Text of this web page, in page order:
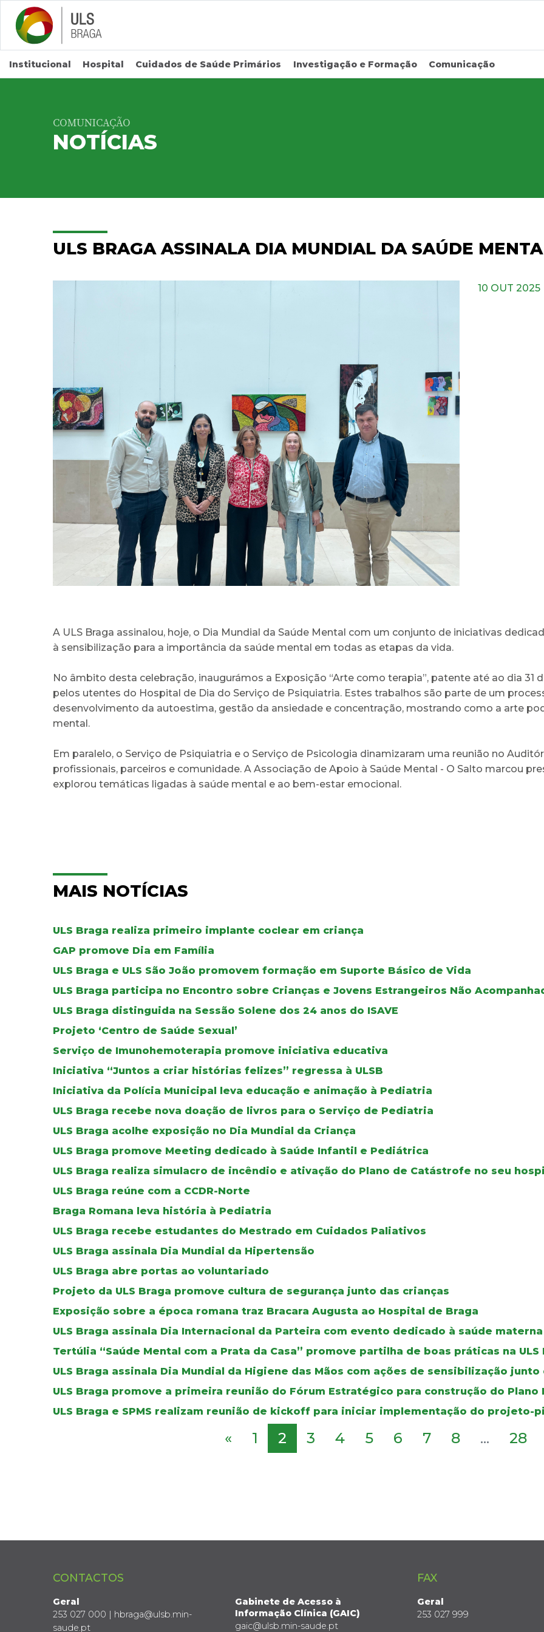
Saltar para conteúdo principal
Institucional Hospital Cuidados de Saúde Primários Investigação e Formação Comunicação
COMUNICAÇÃO
NOTÍCIAS
ULS BRAGA ASSINALA DIA MUNDIAL DA SAÚDE
10 OUT 2025
A ULS Braga assinalou, hoje, o Dia Mundial da Saúde Mental com um conjunto de iniciativas
à sensibilização para a importância da saúde mental em todas as etapas da vida.
No âmbito desta celebração, inaugurámos a Exposição “Arte como terapia”, patente até ao dia
pelos utentes do Hospital de Dia do Serviço de Psiquiatria. Estes trabalhos são parte de um
desenvolvimento da autoestima, gestão da ansiedade e concentração, mostrando como a arte
mental.
Em paralelo, o Serviço de Psiquiatria e o Serviço de Psicologia dinamizaram uma reunião no
profissionais, parceiros e comunidade. A Associação de Apoio à Saúde Mental - O Salto marcou
explorou temáticas ligadas à saúde mental e ao bem-estar emocional.
MAIS NOTÍCIAS
ULS Braga realiza primeiro implante coclear em criança
GAP promove Dia em Família
ULS Braga e ULS São João promovem formação em Suporte Básico de Vida
ULS Braga participa no Encontro sobre Crianças e Jovens Estrangeiros Não
ULS Braga distinguida na Sessão Solene dos 24 anos do ISAVE
Projeto ‘Centro de Saúde Sexual’
Serviço de Imunohemoterapia promove iniciativa educativa
Iniciativa “Juntos a criar histórias felizes” regressa à ULSB
Iniciativa da Polícia Municipal leva educação e animação à Pediatria
ULS Braga recebe nova doação de livros para o Serviço de Pediatria
ULS Braga acolhe exposição no Dia Mundial da Criança
ULS Braga promove Meeting dedicado à Saúde Infantil e Pediátrica
ULS Braga realiza simulacro de incêndio e ativação do Plano de Catástrofe no seu
ULS Braga reúne com a CCDR-Norte
Braga Romana leva história à Pediatria
ULS Braga recebe estudantes do Mestrado em Cuidados Paliativos
ULS Braga assinala Dia Mundial da Hipertensão
ULS Braga abre portas ao voluntariado
Projeto da ULS Braga promove cultura de segurança junto das crianças
Exposição sobre a época romana traz Bracara Augusta ao Hospital de Braga
ULS Braga assinala Dia Internacional da Parteira com evento dedicado à saúde
Tertúlia “Saúde Mental com a Prata da Casa” promove partilha de boas práticas na ULS
ULS Braga assinala Dia Mundial da Higiene das Mãos com ações de sensibilização
ULS Braga promove a primeira reunião do Fórum Estratégico para construção do Plano
ULS Braga e SPMS realizam reunião de kickoff para iniciar implementação do
« 1 2 3 4 5 6 7 8 ... 28
CONTACTOS
Geral
253 027 000 | hbraga@ulsb.min-
saude.pt
Gabinete de Acesso à
Informação Clínica (GAIC)
gaic@ulsb.min-saude.pt
FAX
Geral
253 027 999